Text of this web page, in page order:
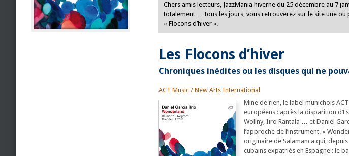
Chers amis lecteurs, JazzMania hiverne du 25 décembre au 7
totalement… Tous les jours, vous retrouverez sur le site une
« Flocons d’hiver ».
Les Flocons d’hiver
Chroniques inédites ou les disques qui ne
ACT Music / New Arts International
Mine de rien, le label munichois
européens : après la disparition
Wollny, Iiro Rantala … et Daniel
l’approche de l’instrument. «
originaire de Salamanca qui,
cubains expatriés en Espagne : le